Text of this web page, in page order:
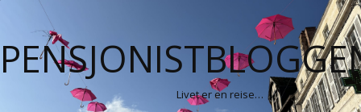
Livet er en reise…